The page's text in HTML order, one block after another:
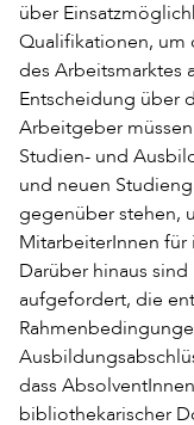
über
Qualifikationen, um
des Arbeitsmarktes
Entscheidung über
Arbeitgeber
Studien- und
und neuen
gegenüber stehen,
MitarbeiterInnen für
Darüber hinaus
aufgefordert, die
dass
bibliothekarischer